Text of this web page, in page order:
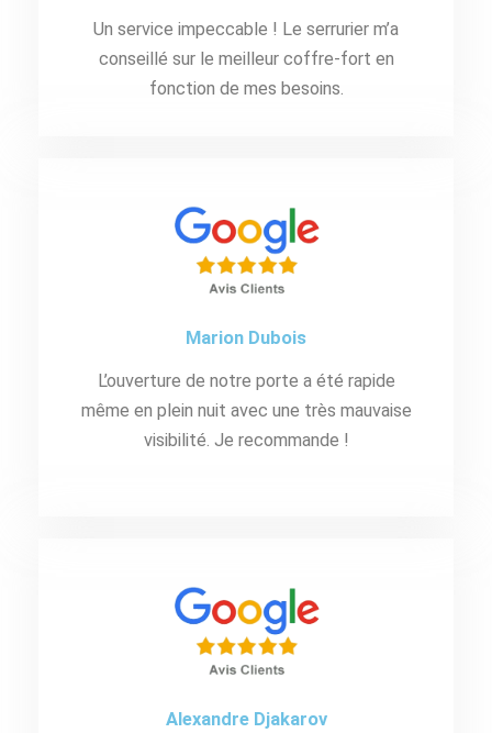
Un service impeccable ! Le serrurier m’a
conseillé sur le meilleur coffre-fort en
fonction de mes besoins.
Marion Dubois
L’ouverture de notre porte a été rapide
même en plein nuit avec une très mauvaise
visibilité. Je recommande !
Alexandre Djakarov